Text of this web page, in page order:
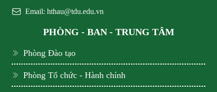
Email: hthau@tdu.edu.vn
PHÒNG - BAN - TRUNG TÂM
Phòng Đào tạo
Phòng Tổ chức - Hành chính